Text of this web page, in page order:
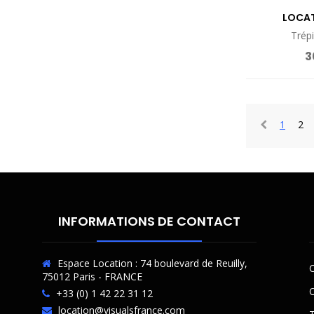
1 2
INFORMATIONS DE CONTACT
Espace Location : 74 boulevard de Reuilly,
75012 Paris - FRANCE
+33 (0) 1 42 22 31 12
location@visualsfrance.com